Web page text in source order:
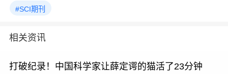
#SCI期刊
相关资讯
打破纪录！中国科学家让薛定谔的猫活了23分钟